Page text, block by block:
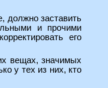
должно заставить
и прочими
его
вещах, значимых
у тех из них, кто